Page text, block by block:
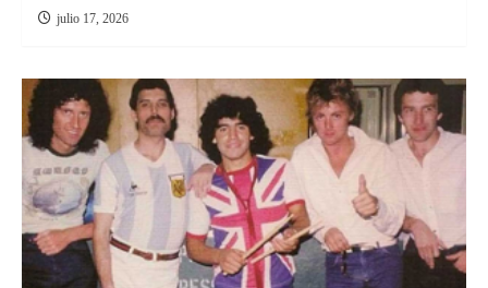
julio 17, 2026